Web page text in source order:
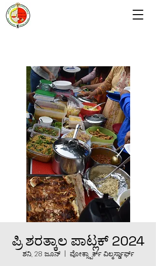
ಪ್ರಿ ಶರತ್ಕಾಲ ಪಾಟ್ಲಕ್ 2024
ಶನಿ, 28 ಜೂನ್
  |
ವೋಕ್ಸ್ಪಾರ್ಕ್ ವಿಲ್ಮರ್ಸ್ಡಾರ್ಫ್